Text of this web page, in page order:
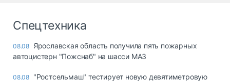
Спецтехника
08.08 Ярославская область получила пять пожарных
автоцистерн "Пожснаб" на шасси МАЗ
08.08 "Ростсельмаш" тестирует новую девятиметровую